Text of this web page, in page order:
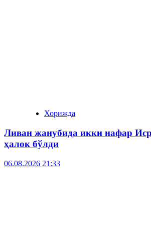
Хорижда
Ливан жанубида икки нафар
ҳалок бўлди
06.08.2026 21:33